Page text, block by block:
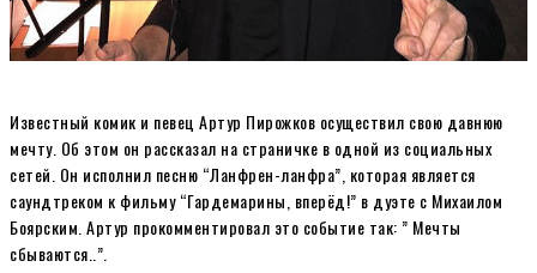
Известный комик и певец Артур Пирожков осуществил свою давнюю
мечту. Об этом он рассказал на страничке в одной из социальных
сетей. Он исполнил песню “Ланфрен-ланфра”, которая является
саундтреком к фильму “Гардемарины, вперёд!” в дуэте с Михаилом
Боярским. Артур прокомментировал это событие так: ” Мечты
сбываются..”.